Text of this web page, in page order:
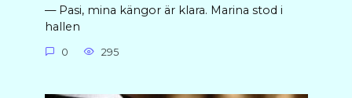
— Pasi, mina kängor är klara. Marina stod i
hallen
0 295